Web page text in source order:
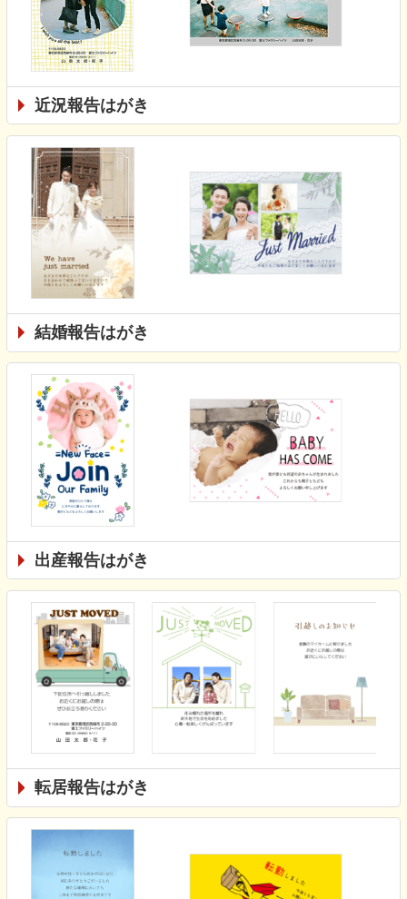
近況報告はがき
結婚報告はがき
出産報告はがき
転居報告はがき